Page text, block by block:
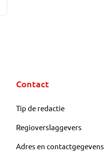
Contact
Tip de redactie
Regioverslaggevers
Adres en contactgegevens